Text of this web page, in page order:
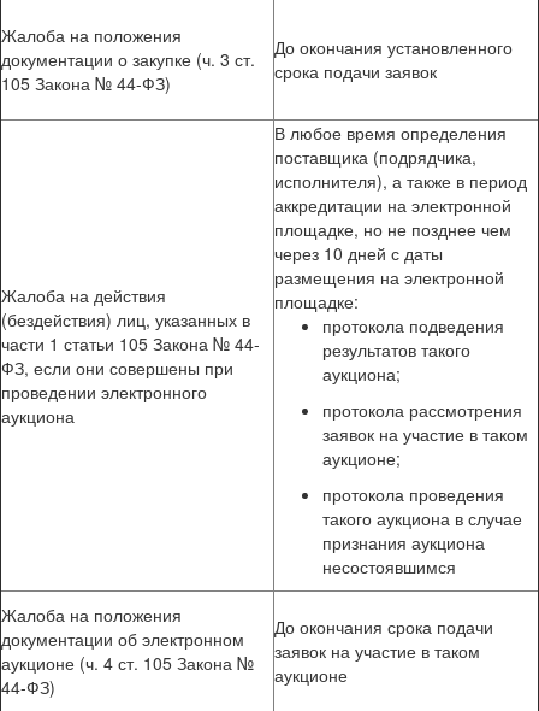
Жалоба на положения
документации о закупке (ч. 3 ст.
105 Закона № 44-ФЗ)
До окончания установленного
срока подачи заявок
Жалоба на действия
(бездействия) лиц, указанных в
части 1 статьи 105 Закона № 44-
ФЗ, если они совершены при
проведении электронного
аукциона
В любое время определения
поставщика (подрядчика,
исполнителя), а также в период
аккредитации на электронной
площадке, но не позднее чем
через 10 дней с даты
размещения на электронной
площадке:
протокола подведения
результатов такого
аукциона;
протокола рассмотрения
заявок на участие в таком
аукционе;
протокола проведения
такого аукциона в случае
признания аукциона
несостоявшимся
Жалоба на положения
документации об электронном
аукционе (ч. 4 ст. 105 Закона №
44-ФЗ)
До окончания срока подачи
заявок на участие в таком
аукционе